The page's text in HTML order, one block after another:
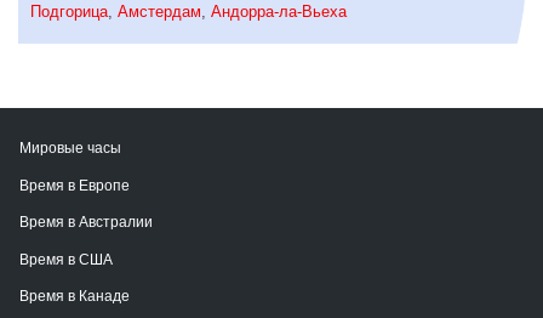
Подгорица Амстердам Андорра-ла-Вьеха
Мировые часы
Время в Европе
Время в Австралии
Время в США
Время в Канаде